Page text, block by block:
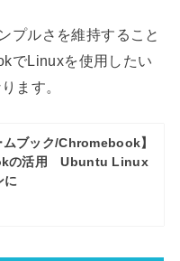
プルさを維持すること
でLinuxを使用したい
ます。
ムブック/Chromebook】
の活用 Ubuntu Linux
に